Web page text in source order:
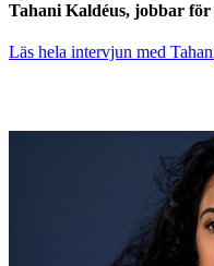
Tahani Kaldéus, jobbar
Läs hela intervjun med